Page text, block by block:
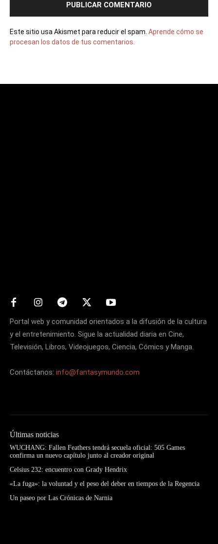
Este sitio usa Akismet para reducir el spam. Aprende cómo se
procesan los datos de tus comentarios.
Portal web y comunidad orientados a la difusión de la cultura
y el entretenimiento. Sigue la actualidad diaria en Cine,
Televisión, Libros, Videojuegos, Ciencia, Cómics y Manga.
Contáctanos: info@fantasymundo.com
Últimas noticias
WUCHANG: Fallen Feathers tendrá secuela oficial: 505 Games
confirma un nuevo capítulo junto al creador original
Celsius 232: encuentro con Grady Hendrix
«La fuga»: la voluntad y el peso del deber en tiempos de la Regencia
Un paseo por Las Crónicas de Narnia